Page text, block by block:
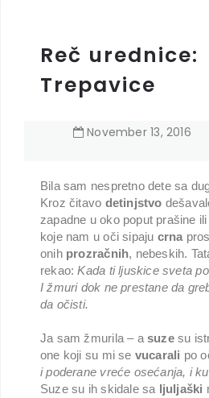
Reč urednice:
Trepavice
November 13, 2016
Bila sam nespretno dete sa
Kroz čitavo detinjstvo
zapadne u oko poput prašine ili
koje nam u oči sipaju crna
onih prozračnih, nebeskih.
rekao:Kada ti ljuskice sveta
I žmuri dok ne prestane da
da očisti.
Ja sam žmurila – a suzesu
one koji su mi se vucarali po
i poderane vreće osećanja, i
Suze su ih skidale sa ljuljaški